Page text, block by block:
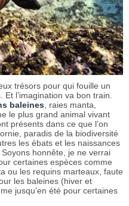
trésors pour qui fouille un
l’imagination va bon train.
baleines , raies manta,
le plus grand animal vivant
présents dans ce que l’on
paradis de la biodiversité
les ébats et les naissances
honnête, je ne verrai
certaines espèces comme
ou les requins marteaux, faute
les baleines (hiver et
jusqu’en été pour certaines